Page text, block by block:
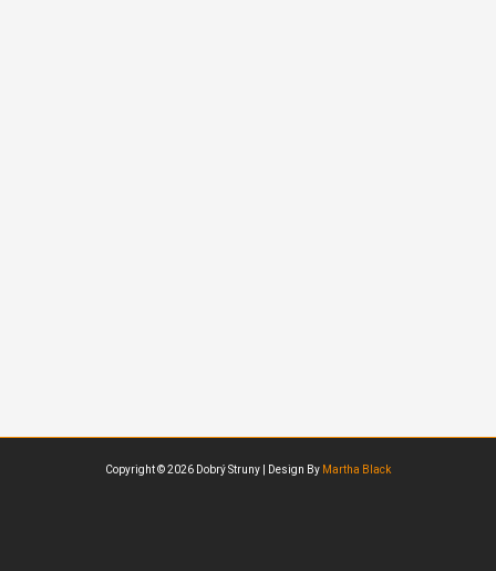
Copyright © 2026 Dobrý Struny | Design By Martha Black